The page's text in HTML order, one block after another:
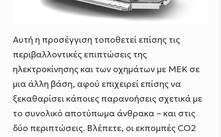
Αυτή η προσέγγιση τοποθετεί επίσης τις
περιβαλλοντικές επιπτώσεις της
ηλεκτροκίνησης και των οχημάτων με ΜΕΚ σε
μια άλλη βάση, αφού επιχειρεί επίσης να
ξεκαθαρίσει κάποιες παρανοήσεις σχετικά με
το συνολικό αποτύπωμα άνθρακα – και στις
δύο περιπτώσεις. Βλέπετε, οι εκπομπές CO2